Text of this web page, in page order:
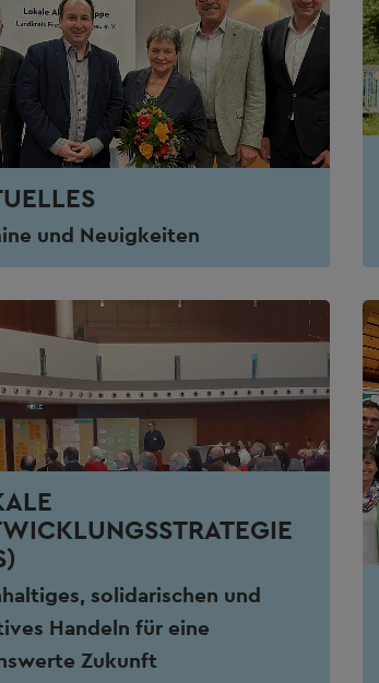
und Neuigkeiten
solidarischen und
Handeln für eine
Zukunft